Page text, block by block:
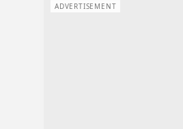
ADVERTISEMENT